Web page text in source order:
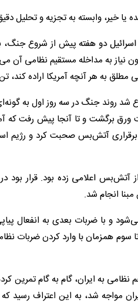
وابسته به تجزیه و تحلیل دقیق جنگ ۱۲
دو هفته پیش از شروع جنگ،
نیاز به مداخله مستقیم نظامی آن
مطلق به هر آنچه آمریکا اراده کند،
این خاطر جمعی شروع شد روند جنگ در سه روز
ورق برگشت و تا آنجا پیش رفت که
آتش‌بس صحبت کرد و رژیم
اعلامی زده بود. قرار بود
انجام شد.
و با ضربات بعدی به انفعال
همزمان با وارد کردن ضربات
به ایران، گام به گام تمرین
مواجه شد، به این اعتراف رسید